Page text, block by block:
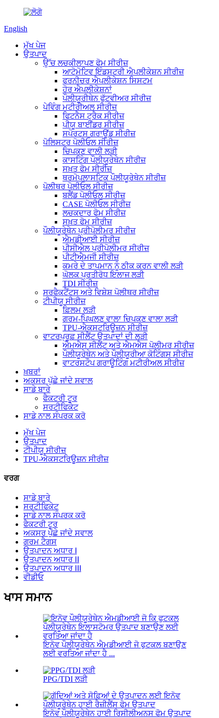
English
ਮੁੱਖ ਪੇਜ
ਉਤਪਾਦ
ਉੱਚ ਲਚਕੀਲਾਪਣ ਫੋਮ ਸੀਰੀਜ਼
ਆਟੋਮੋਟਿਵ ਇੰਡਸਟਰੀ ਐਪਲੀਕੇਸ਼ਨ ਸੀਰੀਜ਼
ਫਰਨੀਚਰ ਐਪਲੀਕੇਸ਼ਨ ਸਿਸਟਮ
ਹੋਰ ਐਪਲੀਕੇਸ਼ਨਾਂ
ਪੌਲੀਯੂਰੀਥੇਨ ਫੁੱਟਵੀਅਰ ਸੀਰੀਜ਼
ਪੇਵਿੰਗ ਮਟੀਰੀਅਲ ਸੀਰੀਜ਼
ਫਿਟਨੈਸ ਟ੍ਰੈਕ ਸੀਰੀਜ਼
ਪੀਯੂ ਬਾਈਂਡਰ ਸੀਰੀਜ਼
ਸਪੋਰਟਸ ਗਰਾਊਂਡ ਸੀਰੀਜ਼
ਪੋਲਿਸਟਰ ਪੋਲੀਓਲ ਸੀਰੀਜ਼
ਚਿਪਕਣ ਵਾਲੀ ਲੜੀ
ਕਾਸਟਿੰਗ ਪੌਲੀਯੂਰੇਥੇਨ ਸੀਰੀਜ਼
ਸਖ਼ਤ ਫੋਮ ਸੀਰੀਜ਼
ਥਰਮੋਪਲਾਸਟਿਕ ਪੌਲੀਯੂਰੇਥੇਨ ਸੀਰੀਜ਼
ਪੋਲੀਥਰ ਪੋਲੀਓਲ ਸੀਰੀਜ਼
ਬਲੈਂਡ ਪੋਲੀਓਲ ਸੀਰੀਜ਼
CASE ਪੋਲੀਓਲ ਸੀਰੀਜ਼
ਲਚਕਦਾਰ ਫੋਮ ਸੀਰੀਜ਼
ਸਖ਼ਤ ਫੋਮ ਸੀਰੀਜ਼
ਪੌਲੀਯੂਰੇਥੇਨ ਪ੍ਰੀਪੋਲੀਮਰ ਸੀਰੀਜ਼
ਐਮਡੀਆਈ ਸੀਰੀਜ਼
ਪੀਸੀਐਲ ਪ੍ਰੀਪੋਲੀਮਰ ਸੀਰੀਜ਼
ਪੀਟੀਐਮਜੀ ਸੀਰੀਜ਼
ਕਮਰੇ ਦੇ ਤਾਪਮਾਨ ਨੂੰ ਠੀਕ ਕਰਨ ਵਾਲੀ ਲੜੀ
ਘੋਲਕ ਪ੍ਰਤੀਰੋਧ ਇਲਾਜ ਲੜੀ
TDI ਸੀਰੀਜ਼
ਸਰਫੈਕਟੈਂਟਸ ਅਤੇ ਵਿਸ਼ੇਸ਼ ਪੋਲੀਥਰ ਸੀਰੀਜ਼
ਟੀਪੀਯੂ ਸੀਰੀਜ਼
ਫ਼ਿਲਮ ਲੜੀ
ਗਰਮ-ਪਿਘਲਣ ਵਾਲਾ ਚਿਪਕਣ ਵਾਲਾ ਲੜੀ
TPU-ਐਕਸਟਰਿਊਜ਼ਨ ਸੀਰੀਜ਼
ਵਾਟਰਪ੍ਰੂਫ਼ ਸੀਲੈਂਟ ਉਤਪਾਦਾਂ ਦੀ ਲੜੀ
ਐਮਐਸ ਸੀਲੈਂਟ ਅਤੇ ਐਮਐਸ ਪੋਲੀਮਰ ਸੀਰੀਜ਼
ਪੌਲੀਯੂਰੇਥੇਨ ਅਤੇ ਪੌਲੀਯੂਰੀਆ ਕੋਟਿੰਗਸ ਸੀਰੀਜ਼
ਵਾਟਰਸਟੌਪ ਗਰਾਊਟਿੰਗ ਮਟੀਰੀਅਲ ਸੀਰੀਜ਼
ਖ਼ਬਰਾਂ
ਅਕਸਰ ਪੁੱਛੇ ਜਾਂਦੇ ਸਵਾਲ
ਸਾਡੇ ਬਾਰੇ
ਫੈਕਟਰੀ ਟੂਰ
ਸਰਟੀਫਿਕੇਟ
ਸਾਡੇ ਨਾਲ ਸੰਪਰਕ ਕਰੋ
ਮੁੱਖ ਪੇਜ
ਉਤਪਾਦ
ਟੀਪੀਯੂ ਸੀਰੀਜ਼
TPU-ਐਕਸਟਰਿਊਜ਼ਨ ਸੀਰੀਜ਼
ਵਰਗ
ਸਾਡੇ ਬਾਰੇ
ਸਰਟੀਫਿਕੇਟ
ਸਾਡੇ ਨਾਲ ਸੰਪਰਕ ਕਰੋ
ਫੈਕਟਰੀ ਟੂਰ
ਅਕਸਰ ਪੁੱਛੇ ਜਾਂਦੇ ਸਵਾਲ
ਗਰਮ ਟੈਗਸ
ਉਤਪਾਦਨ ਅਧਾਰ Ⅰ
ਉਤਪਾਦਨ ਅਧਾਰ Ⅱ
ਉਤਪਾਦਨ ਅਧਾਰ Ⅲ
ਵੀਡੀਓ
ਖਾਸ ਸਮਾਨ
ਇਨੋਵ ਪੌਲੀਯੂਰੇਥੇਨ ਐਮਡੀਆਈ ਜੋ ਫੁਟਕਲ ਬਣਾਉਣ
ਲਈ ਵਰਤਿਆ ਜਾਂਦਾ ਹੈ ...
PPG/TDI ਲੜੀ
ਇਨੋਵ ਪੌਲੀਯੂਰੇਥੇਨ ਹਾਈ ਰਿਸੀਲੀਅਨਸ ਫੋਮ ਉਤਪਾਦ